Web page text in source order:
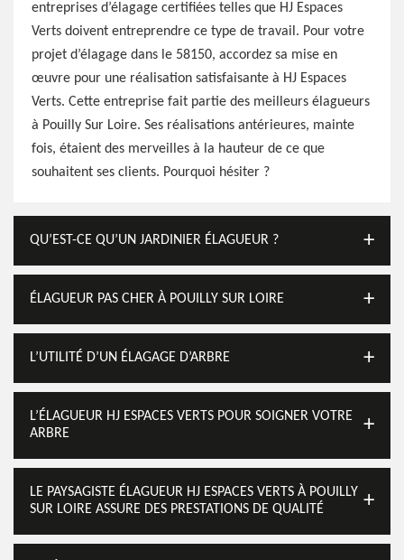
entreprises d’élagage certifiées telles que HJ Espaces
Verts doivent entreprendre ce type de travail. Pour votre
projet d’élagage dans le 58150, accordez sa mise en
œuvre pour une réalisation satisfaisante à HJ Espaces
Verts. Cette entreprise fait partie des meilleurs élagueurs
à Pouilly Sur Loire. Ses réalisations antérieures, mainte
fois, étaient des merveilles à la hauteur de ce que
souhaitent ses clients. Pourquoi hésiter ?
QU’EST-CE QU’UN JARDINIER ÉLAGUEUR ?
ÉLAGUEUR PAS CHER À POUILLY SUR LOIRE
L’UTILITÉ D’UN ÉLAGAGE D’ARBRE
L’ÉLAGUEUR HJ ESPACES VERTS POUR SOIGNER VOTRE
ARBRE
LE PAYSAGISTE ÉLAGUEUR HJ ESPACES VERTS À POUILLY
SUR LOIRE ASSURE DES PRESTATIONS DE QUALITÉ